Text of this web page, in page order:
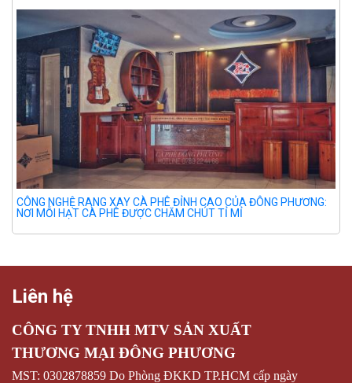
CÔNG NGHỆ RANG XAY CÀ PHÊ ĐỈNH CAO CỦA ĐÔNG PHƯƠNG:
NƠI MỖI HẠT CÀ PHÊ ĐƯỢC CHĂM CHÚT TỈ MỈ
Liên hệ
CÔNG TY TNHH MTV SẢN XUẤT
THƯƠNG MẠI ĐÔNG PHƯƠNG
MST: 0302878859 Do Phòng ĐKKD TP.HCM cấp ngày